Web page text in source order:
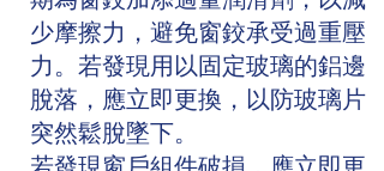
少摩擦力，避免窗鉸承受過重壓
力。若發現用以固定玻璃的鋁邊
脫落，應立即更換，以防玻璃片
突然鬆脫墜下。